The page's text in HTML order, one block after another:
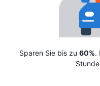
Sparen Sie bis zu 60%.